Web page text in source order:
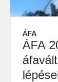
ÁFA
ÁFA